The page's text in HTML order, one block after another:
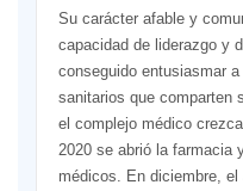
Su carácter afable y
capacidad de liderazgo y
conseguido entusiasmar
sanitarios que comparten
el complejo médico
2020 se abrió la farmacia
médicos. En diciembre,